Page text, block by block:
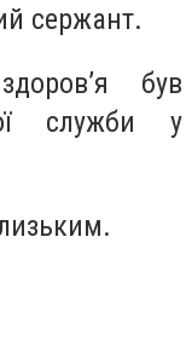
сержант.
був
служби у